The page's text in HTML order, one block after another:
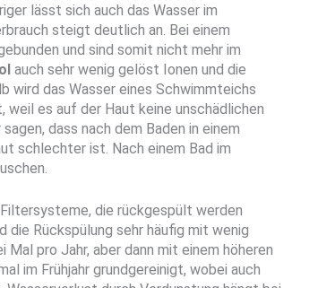
lässt sich auch das Wasser im
steigt deutlich an. Bei einem
und sind somit nicht mehr im
auch sehr wenig gelöst Ionen und die
wird das Wasser eines Schwimmteichs
weil es auf der Haut keine unschädlichen
dass nach dem Baden in einem
schlechter ist. Nach einem Bad im
Filtersysteme, die rückgespült werden
die Rückspülung sehr häufig mit wenig
pro Jahr, aber dann mit einem höheren
im Frühjahr grundgereinigt, wobei auch